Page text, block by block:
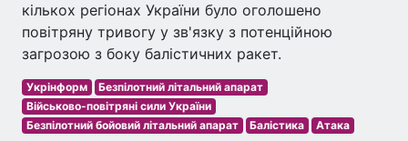
кількох регіонах України було оголошено
повітряну тривогу у зв'язку з потенційною
загрозою з боку балістичних ракет.
Укрінформ
Безпілотний літальний апарат
Військово-повітряні сили України
Безпілотний бойовий літальний апарат
Балістика Атака